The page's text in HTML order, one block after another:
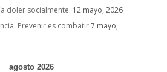
doler socialmente. 12 mayo, 2026
Prevenir es combatir7 mayo,
agosto 2026